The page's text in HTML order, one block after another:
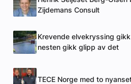
Zijdemans Consult
Krevende elvekryssing
nesten gikk glipp av det
TECE Norge med to